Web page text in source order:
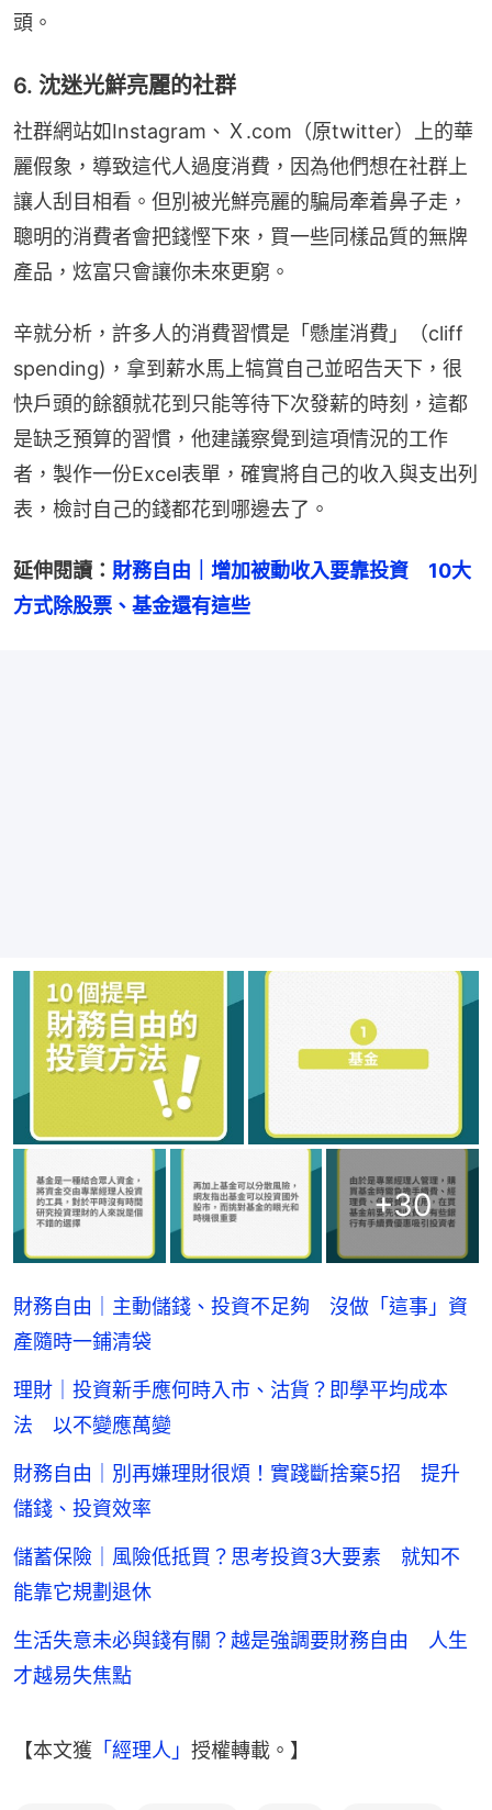
頭。
6. 沈迷光鮮亮麗的社群
社群網站如Instagram、Ｘ.com（原twitter）上的華
麗假象，導致這代人過度消費，因為他們想在社群上
讓人刮目相看。但別被光鮮亮麗的騙局牽着鼻子走，
聰明的消費者會把錢慳下來，買一些同樣品質的無牌
產品，炫富只會讓你未來更窮。
辛就分析，許多人的消費習慣是「懸崖消費」（cliff
spending)，拿到薪水馬上犒賞自己並昭告天下，很
快戶頭的餘額就花到只能等待下次發薪的時刻，這都
是缺乏預算的習慣，他建議察覺到這項情況的工作
者，製作一份Excel表單，確實將自己的收入與支出列
表，檢討自己的錢都花到哪邊去了。
延伸閱讀： 財務自由｜增加被動收入要靠投資　10大
方式除股票、基金還有這些
+30
財務自由｜主動儲錢、投資不足夠 沒做「這事」資
產隨時一鋪清袋
理財｜投資新手應何時入市、沽貨？即學平均成本
法 以不變應萬變
財務自由｜別再嫌理財很煩！實踐斷捨棄5招 提升
儲錢、投資效率
儲蓄保險｜風險低抵買？思考投資3大要素 就知不
能靠它規劃退休
生活失意未必與錢有關？越是強調要財務自由 人生
才越易失焦點
【本文獲 「經理人」 授權轉載。】